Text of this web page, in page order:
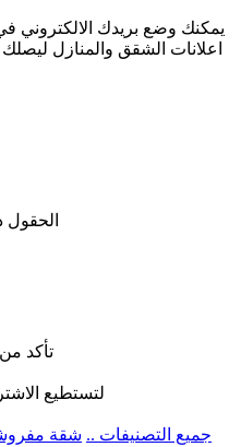
يمكنك وضع بريدك الالكتروني
اعلانات الشقق والمنازل
الحقول
تأكد
لتستطيع
.. جميع التصنيفات .. شقة